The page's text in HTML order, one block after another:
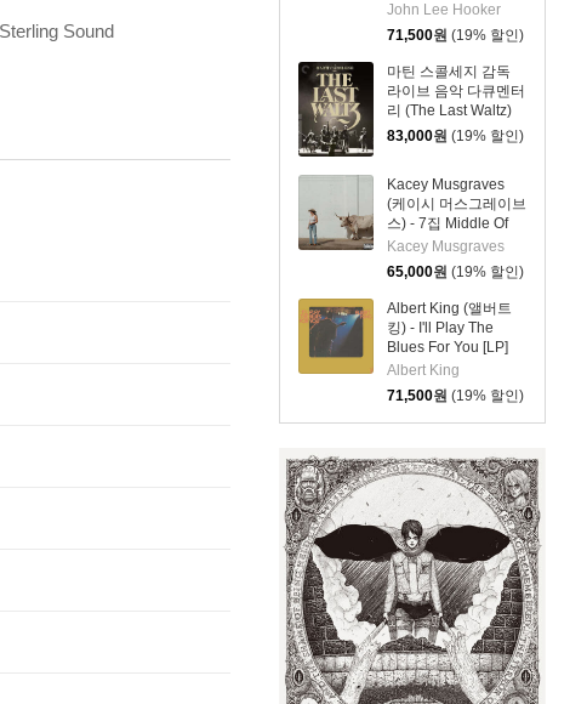
John Lee Hooker
71,500원 (19% 할인)
마틴 스콜세지 감독
라이브 음악 다큐멘터
리 (The Last Waltz)
[4K UHD + BD]
83,000원 (19% 할인)
Kacey Musgraves
(케이시 머스그레이브
스) - 7집 Middle Of
Nowhere [위스키 컬
Kacey Musgraves
65,000원 (19% 할인)
Albert King (앨버트
킹) - I'll Play The
Blues For You [LP]
Albert King
71,500원 (19% 할인)
Sound